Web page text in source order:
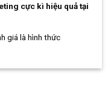
cực kì hiệu quả tại
giá là hình thức